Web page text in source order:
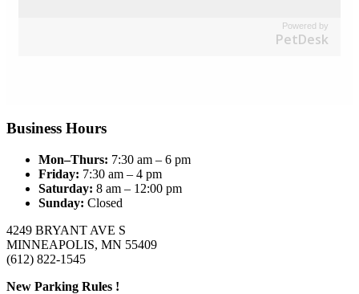
Powered by
PetDesk
Business Hours
Mon–Thurs: 7:30 am – 6 pm
Friday: 7:30 am – 4 pm
Saturday: 8 am – 12:00 pm
Sunday: Closed
4249 BRYANT AVE S
MINNEAPOLIS, MN 55409
(612) 822-1545
New Parking Rules !